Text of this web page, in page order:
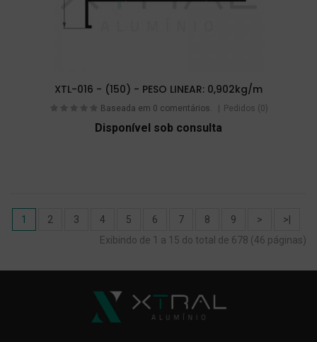
XTL-016 - (150) - PESO LINEAR: 0,902kg/m
Baseada em 0 comentários. Pedidos (0)
Disponível sob consulta
1 2 3 4 5 6 7 8 9 >
>|
Exibindo de 1 a 15 do total de 678 (46 páginas)